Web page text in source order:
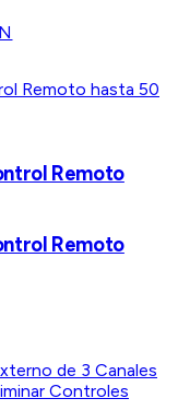
Remoto
Remoto